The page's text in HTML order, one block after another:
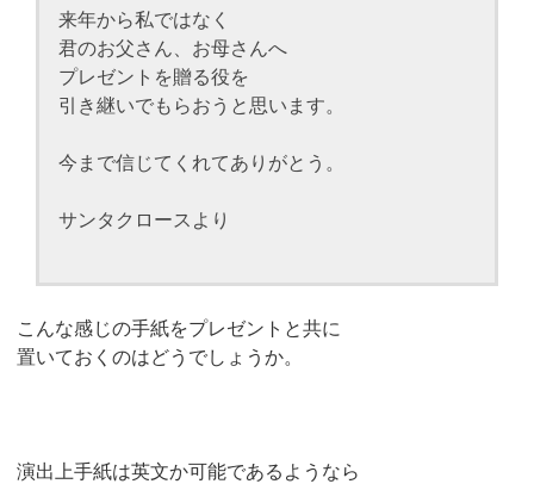
来年から私ではなく
君のお父さん、お母さんへ
プレゼントを贈る役を
引き継いでもらおうと思います。
今まで信じてくれてありがとう。
サンタクロースより
こんな感じの手紙をプレゼントと共に
置いておくのはどうでしょうか。
演出上手紙は英文か可能であるようなら